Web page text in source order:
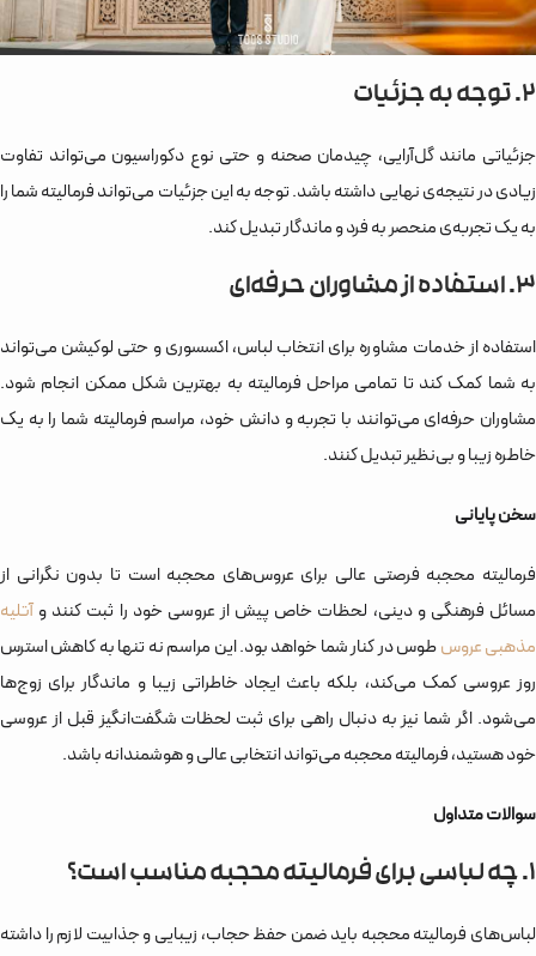
۲. توجه به جزئیات
جزئیاتی مانند گل‌آرایی، چیدمان صحنه و حتی نوع دکوراسیون می‌تواند تفاوت
زیادی در نتیجه‌ی نهایی داشته باشد. توجه به این جزئیات می‌تواند فرمالیته شما را
به یک تجربه‌ی منحصر به فرد و ماندگار تبدیل کند.
۳. استفاده از مشاوران حرفه‌ای
استفاده از خدمات مشاوره برای انتخاب لباس، اکسسوری و حتی لوکیشن می‌تواند
به شما کمک کند تا تمامی مراحل فرمالیته به بهترین شکل ممکن انجام شود.
مشاوران حرفه‌ای می‌توانند با تجربه و دانش خود، مراسم فرمالیته شما را به یک
خاطره زیبا و بی‌نظیر تبدیل کنند.
سخن پایانی
فرمالیته محجبه فرصتی عالی برای عروس‌های محجبه است تا بدون نگرانی از
مسائل فرهنگی و دینی، لحظات خاص پیش از عروسی خود را ثبت کنند و آتلیه
مذهبی عروسطوس در کنار شما خواهد بود. این مراسم نه تنها به کاهش استرس
روز عروسی کمک می‌کند، بلکه باعث ایجاد خاطراتی زیبا و ماندگار برای زوج‌ها
می‌شود. اگر شما نیز به دنبال راهی برای ثبت لحظات شگفت‌انگیز قبل از عروسی
خود هستید، فرمالیته محجبه می‌تواند انتخابی عالی و هوشمندانه باشد.
سوالات متداول
1. چه لباسی برای فرمالیته محجبه مناسب است؟
لباس‌های فرمالیته محجبه باید ضمن حفظ حجاب، زیبایی و جذابیت لازم را داشته